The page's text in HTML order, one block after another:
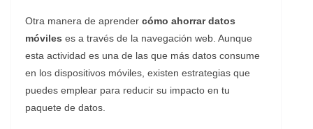
Otra manera de aprender cómo ahorrar datos
móviles es a través de la navegación web. Aunque
esta actividad es una de las que más datos consume
en los dispositivos móviles, existen estrategias que
puedes emplear para reducir su impacto en tu
paquete de datos.